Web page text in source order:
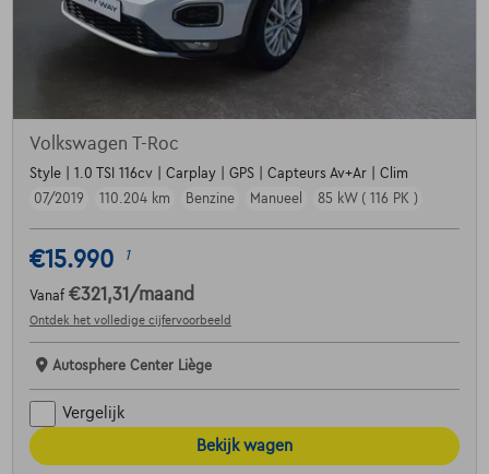
Volkswagen T-Roc
Style | 1.0 TSI 116cv | Carplay | GPS | Capteurs Av+Ar | Clim
07/2019
110.204 km Benzine Manueel 85 kW ( 116 PK )
€15.990 1
Vanaf €321,31 /maand
Ontdek het volledige cijfervoorbeeld
Autosphere Center Liège
Vergelijk
Bekijk wagen